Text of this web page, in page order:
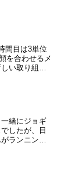
...
間目は3単位
を合わせるメ
い取り組み
緒にジョギ
したが、日
ランニング